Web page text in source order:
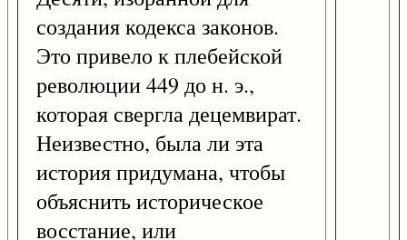
создания кодекса законов.
Это привело к плебейской
революции 449 до н. э.,
которая свергла децемвират.
Неизвестно, была ли эта
история придумана, чтобы
объяснить историческое
восстание, или